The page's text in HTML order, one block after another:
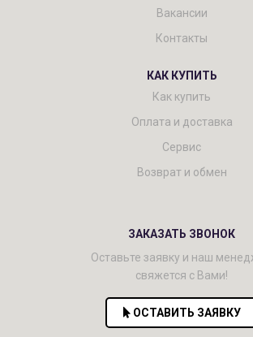
Вакансии
Контакты
КАК КУПИТЬ
Как купить
Оплата и доставка
Сервис
Возврат и обмен
ЗАКАЗАТЬ ЗВОНОК
Оставьте заявку и наш
свяжется с Вами!
ОСТАВИТЬ ЗАЯВКУ